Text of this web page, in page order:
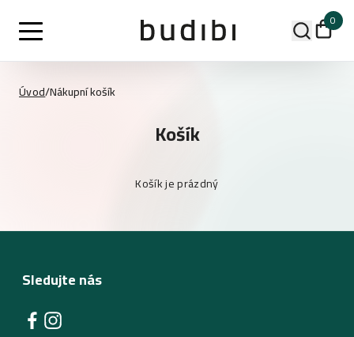
0
Úvod/Nákupní košík
Košík
Košík je prázdný
Sledujte nás